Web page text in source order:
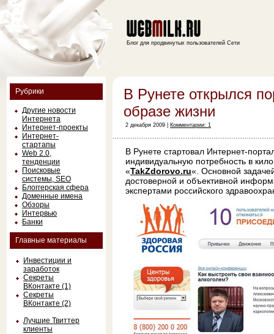
Рубрики
Другие новости
Интернета
Интернет-проекты
Интернет-
стартапы
Web 2.0,
тенденции
Поисковые
системы, SEO
Блоггерская сфера
Доменные имена
Обзоры
Интервью
Банки
Главные материалы
Инвестиции и
заработок
Секреты
ВКонтакте (1)
Секреты
ВКонтакте (2)
Лучшие Твиттер
клиенты
Блог для продвинутых пользователей Сети
В Рунете открылся
образе жизни
2 декабря 2009 | Комментарии: 1
В Рунете стартовал Интернет-
индивидуальную потребность в
«TakZdorovo.ru«. Основной
достоверной и объективной
экспертами российского